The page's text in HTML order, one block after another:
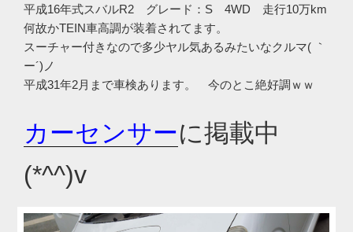
平成16年式スバルR2 グレード：S 4WD 走行10万km
何故かTEIN車高調が装着されてます。
スーチャー付きなので多少ヤル気あるみたいなクルマ( ｀
ー´)ノ
平成31年2月まで車検あります。 今のとこ絶好調ｗｗ
カーセンサーに掲載中
(*^^)v